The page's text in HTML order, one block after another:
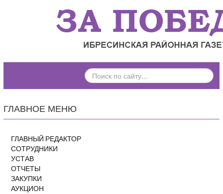
ПОИСК
ПО
ГЛАВНОЕ МЕНЮ
ГЛАВНЫЙ РЕДАКТОР
СОТРУДНИКИ
УСТАВ
ОТЧЕТЫ
ЗАКУПКИ
АУКЦИОН